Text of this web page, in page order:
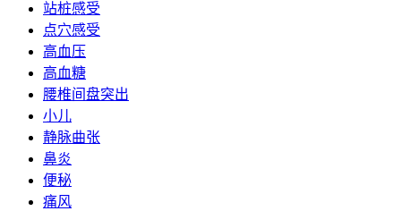
站桩感受
点穴感受
高血压
高血糖
腰椎间盘突出
小儿
静脉曲张
鼻炎
便秘
痛风